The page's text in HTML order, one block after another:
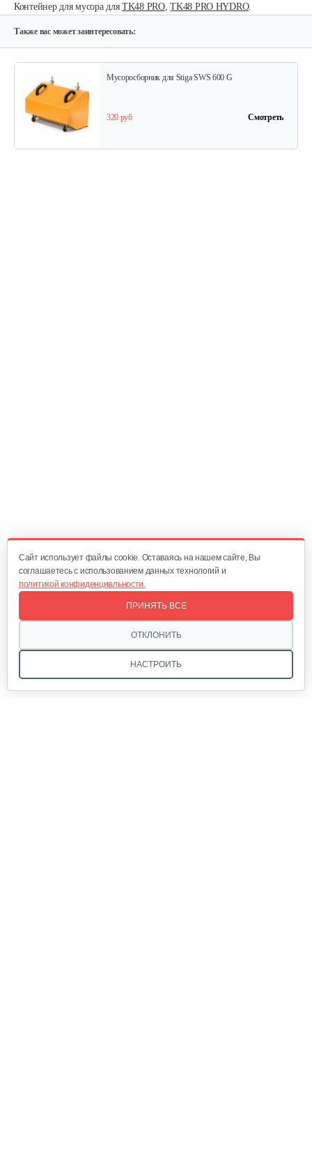
Контейнер для мусора для TK48 PRO,TK48 PRO HYDRO.
Также вас может заинтересовать:
Мусоросборник для Stiga SWS 600 G
320 руб Смотреть
Cайт использует файлы cookie. Оставаясь на нашем сайте, Вы
соглашаетесь с использованием данных технологий и
политикой конфиденциальности.
НАСТРОИТЬ
ОТКЛОНИТЬ
ПРИНЯТЬ ВСЕ